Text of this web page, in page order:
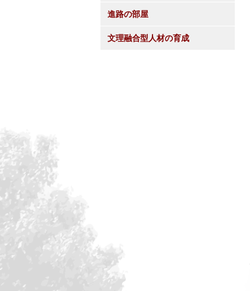
進路の部屋
文理融合型人材の育成